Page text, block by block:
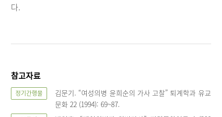
다.
참고자료
정기간행물
김문기. “여성의병 윤희순의 가사 고찰” 퇴계학과 유교
문화 22 (1994): 69~87.